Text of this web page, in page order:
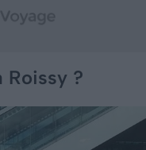
Roissy ?